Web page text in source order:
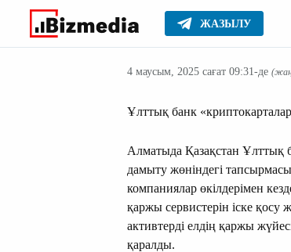
ЖАЗЫЛУ
Басты Жаңалықтар
4 маусым, 2025 сағат 09:31-де
Ұлттық банк
Алматыда Қазақстан Ұлттық
дамыту жөніндегі
компаниялар өкілдерімен
қаржы сервистерін іске қосу
активтерді елдің қаржы
қаралды.